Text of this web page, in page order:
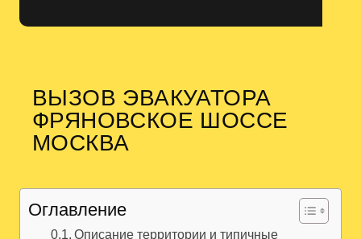
ВЫЗОВ ЭВАКУАТОРА
ФРЯНОВСКОЕ ШОССЕ
МОСКВА
Оглавление
Описание территории и типичные